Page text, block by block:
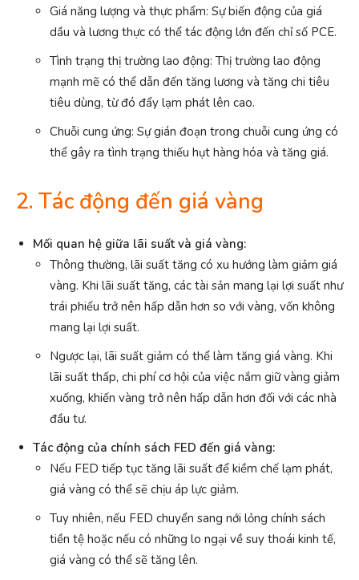
Giá năng lượng và thực phẩm: Sự biến động của giá
dầu và lương thực có thể tác động lớn đến chỉ số PCE.
Tình trạng thị trường lao động: Thị trường lao động
mạnh mẽ có thể dẫn đến tăng lương và tăng chi tiêu
tiêu dùng, từ đó đẩy lạm phát lên cao.
Chuỗi cung ứng: Sự gián đoạn trong chuỗi cung ứng có
thể gây ra tình trạng thiếu hụt hàng hóa và tăng giá.
2. Tác động đến giá vàng
Mối quan hệ giữa lãi suất và giá vàng:
Thông thường, lãi suất tăng có xu hướng làm giảm giá
vàng. Khi lãi suất tăng, các tài sản mang lại lợi suất như
trái phiếu trở nên hấp dẫn hơn so với vàng, vốn không
mang lại lợi suất.
Ngược lại, lãi suất giảm có thể làm tăng giá vàng. Khi
lãi suất thấp, chi phí cơ hội của việc nắm giữ vàng giảm
xuống, khiến vàng trở nên hấp dẫn hơn đối với các nhà
đầu tư.
Tác động của chính sách FED đến giá vàng:
Nếu FED tiếp tục tăng lãi suất để kiềm chế lạm phát,
giá vàng có thể sẽ chịu áp lực giảm.
Tuy nhiên, nếu FED chuyển sang nới lỏng chính sách
tiền tệ hoặc nếu có những lo ngại về suy thoái kinh tế,
giá vàng có thể sẽ tăng lên.